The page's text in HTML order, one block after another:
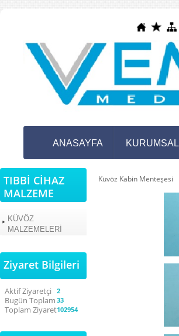
ANASAYFA KURUMSAL
TIBBİ CİHAZ
MALZEME
KÜVÖZ
MALZEMELERİ
Ziyaret Bilgileri
Aktif Ziyaretçi 2
Bugün Toplam 33
Toplam Ziyaret102954
Küvöz Kabin Menteşesi